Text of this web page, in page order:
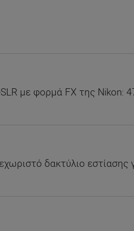
με φορμά FX της Nikon:
δακτύλιο εστίασης